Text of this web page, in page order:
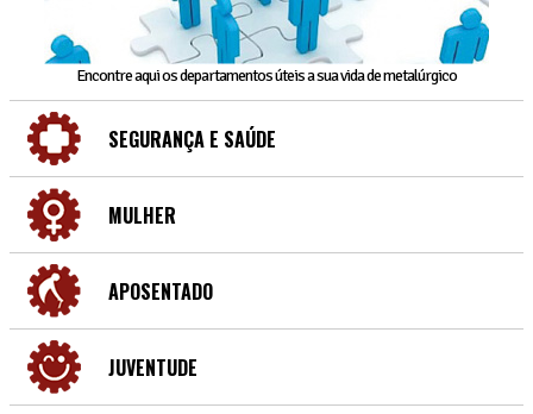
Encontre aqui os departamentos úteis a sua vida de metalúrgico
SEGURANÇA E SAÚDE
MULHER
APOSENTADO
JUVENTUDE